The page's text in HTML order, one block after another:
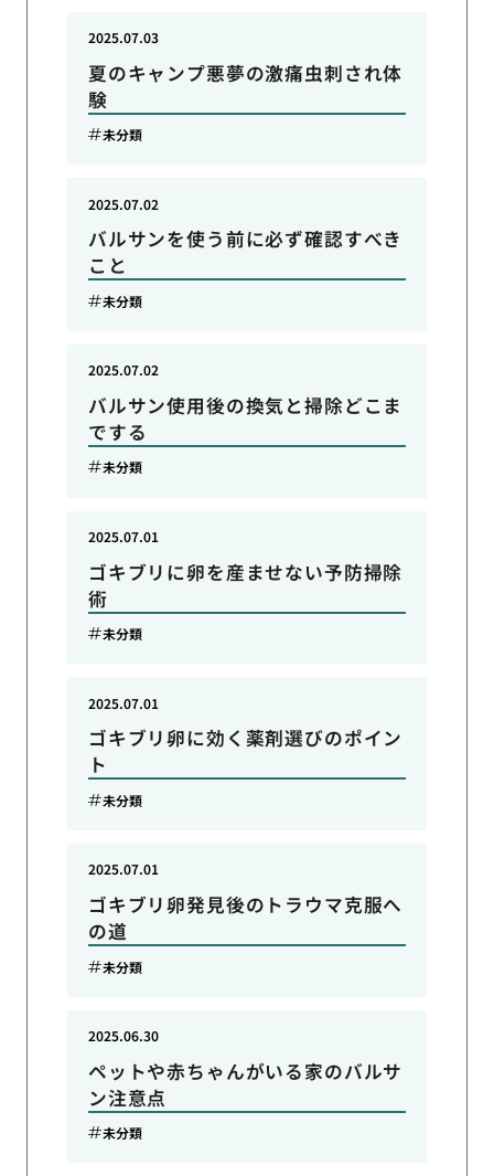
夏のキャンプ悪夢の激痛虫刺され体
験
2025.07.03
未分類
バルサンを使う前に必ず確認すべき
こと
2025.07.02
未分類
バルサン使用後の換気と掃除どこま
でする
2025.07.02
未分類
ゴキブリに卵を産ませない予防掃除
術
2025.07.01
未分類
ゴキブリ卵に効く薬剤選びのポイン
ト
2025.07.01
未分類
ゴキブリ卵発見後のトラウマ克服へ
の道
2025.07.01
未分類
ペットや赤ちゃんがいる家のバルサ
ン注意点
2025.06.30
未分類